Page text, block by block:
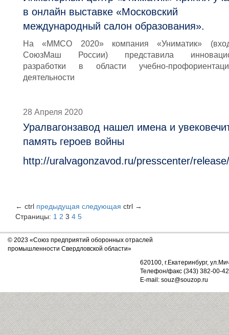
в онлайн выставке «Московский
международный салон образования».
На «ММСО 2020» компания «Униматик»
СоюзМаш России) представила
разработки в области учебно-
деятельности
28 Апреля 2020
Уралвагонзавод нашел имена и
память героев войны
http://uralvagonzavod.ru/presscenter/
← ctrl предыдущая следующая ctrl →
Страницы: 1 2 3 4 5
© 2023 «Союз предприятий оборонных отраслей
промышленности Свердловской области»
620100, г.Екатеринбург,
Телефон/факс (343) 382-00-42
E-mail: souz@souzop.ru